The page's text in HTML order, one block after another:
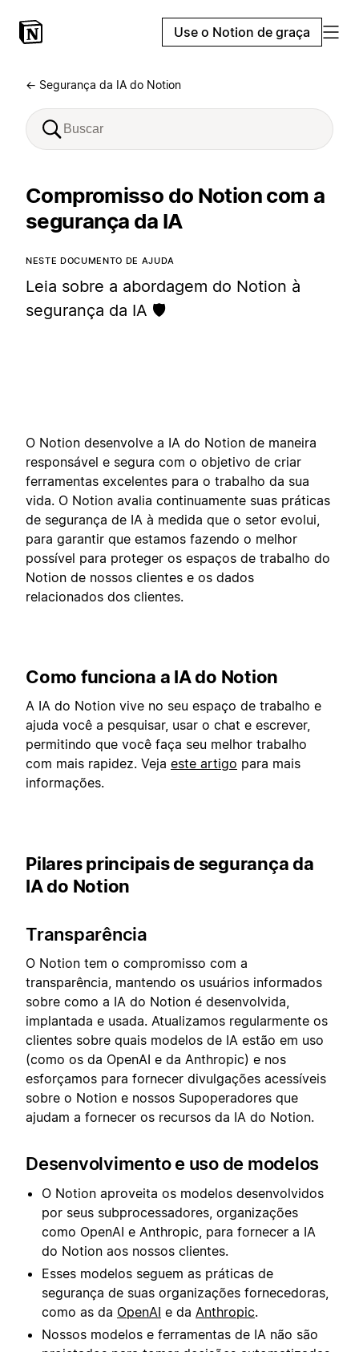
Use o Notion de graça
← Segurança da IA do Notion
Compromisso do Notion com a
segurança da IA
NESTE DOCUMENTO DE AJUDA
Leia sobre a abordagem do Notion à
segurança da IA 🛡️
O Notion desenvolve a IA do Notion de maneira
responsável e segura com o objetivo de criar
ferramentas excelentes para o trabalho da sua
vida. O Notion avalia continuamente suas práticas
de segurança de IA à medida que o setor evolui,
para garantir que estamos fazendo o melhor
possível para proteger os espaços de trabalho do
Notion de nossos clientes e os dados
relacionados dos clientes.
Como funciona a IA do Notion
A IA do Notion vive no seu espaço de trabalho e
ajuda você a pesquisar, usar o chat e escrever,
permitindo que você faça seu melhor trabalho
com mais rapidez. Veja este artigo para mais
informações.
Pilares principais de segurança da
IA do Notion
Transparência
O Notion tem o compromisso com a
transparência, mantendo os usuários informados
sobre como a IA do Notion é desenvolvida,
implantada e usada. Atualizamos regularmente os
clientes sobre quais modelos de IA estão em uso
(como os da OpenAI e da Anthropic) e nos
esforçamos para fornecer divulgações acessíveis
sobre o Notion e nossos Supoperadores que
ajudam a fornecer os recursos da IA do Notion.
Desenvolvimento e uso de modelos
O Notion aproveita os modelos desenvolvidos
por seus subprocessadores, organizações
como OpenAI e Anthropic, para fornecer a IA
do Notion aos nossos clientes.
Esses modelos seguem as práticas de
segurança de suas organizações fornecedoras,
como as da OpenAI e da Anthropic.
Nossos modelos e ferramentas de IA não são